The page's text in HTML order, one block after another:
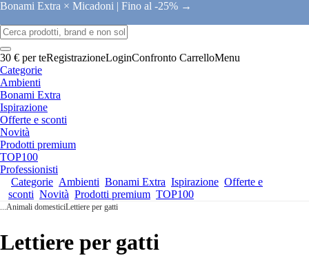
Bonami Extra × Micadoni | Fino al -25% →
30 € per teRegistrazioneLoginConfronto CarrelloMenu
Categorie
Ambienti
Bonami Extra
Ispirazione
Offerte e sconti
Novità
Prodotti premium
TOP100
Professionisti
Categorie Ambienti Bonami Extra Ispirazione Offerte e
sconti Novità Prodotti premium TOP100
...Animali domesticiLettiere per gatti
Lettiere per gatti